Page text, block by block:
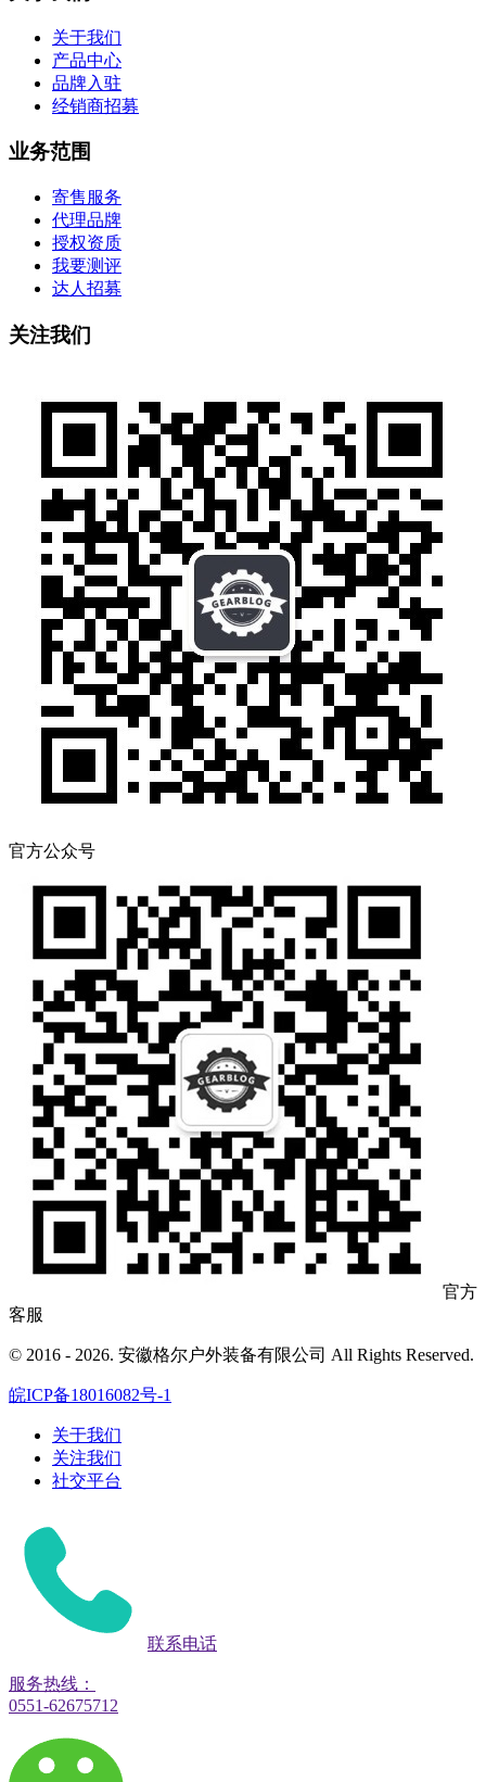
关于我们
产品中心
品牌入驻
经销商招募
业务范围
寄售服务
代理品牌
授权资质
我要测评
达人招募
关注我们
官方公众号
官方
客服
© 2016 - 2026. 安徽格尔户外装备有限公司 All Rights Reserved.
皖ICP备18016082号-1
关于我们
关注我们
社交平台
联系电话
服务热线：
0551-62675712